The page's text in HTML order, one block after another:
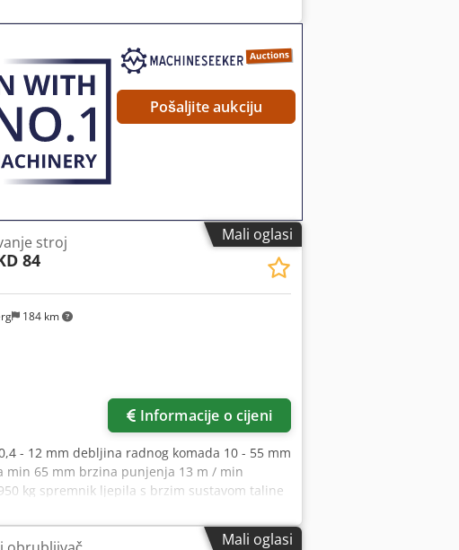
Pošaljite aukciju
Mali oglasi
184 km
stroj
84
Informacije o cijeni
- 12 mm debljina radnog komada 10 - 55 mm
min 65 mm brzina punjenja 13 m / min
kg spremnik ljepila s brzim sustavom taline
i trake Podešavanje visine motora za
ploču, rotacijski svi agregati linijski
2. polumjer agregata i fazno glodanjeMali oglasi